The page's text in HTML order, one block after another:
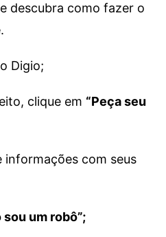
descubra como fazer o
Digio;
clique em “Peça seu
informações com seus
sou um robô”;